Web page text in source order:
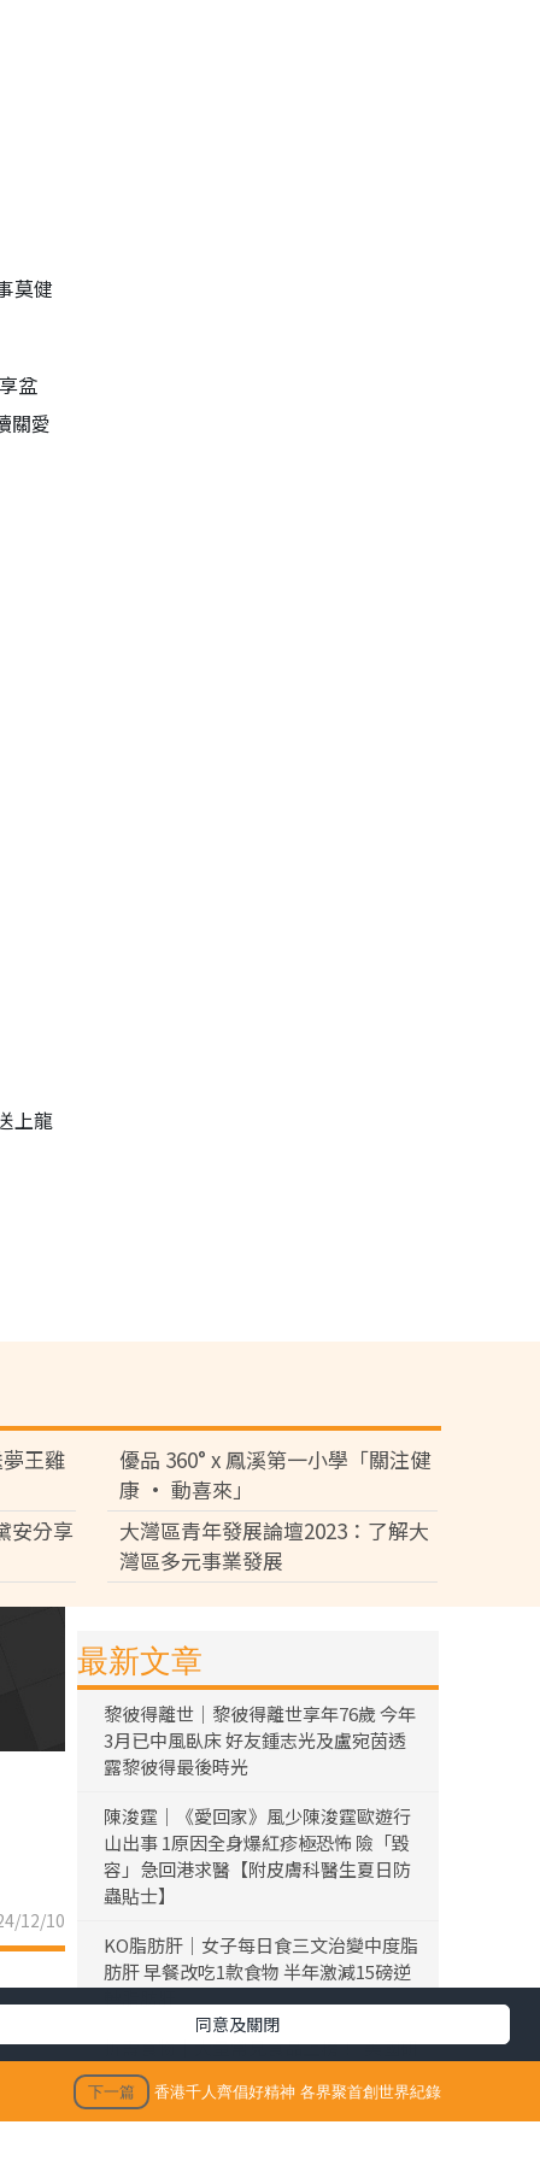
莫健
盆
關愛
上龍
王雞
優品 360° x 鳳溪第一小學「關注健
康 • 動喜來」
安分享
大灣區青年發展論壇2023：了解大
灣區多元事業發展
12/10
最新文章
黎彼得離世｜黎彼得離世享年76歲 今年
3月已中風臥床 好友鍾志光及盧宛茵透
露黎彼得最後時光
陳浚霆｜《愛回家》風少陳浚霆歐遊行
山出事 1原因全身爆紅疹極恐怖 險「毀
容」急回港求醫【附皮膚科醫生夏日防
蟲貼士】
KO脂肪肝｜女子每日食三文治變中度脂
肪肝 早餐改吃1款食物 半年激減15磅逆
折壽食物｜大量常見食品上榜！ 美國研
究揭1類型食物 頻食死亡風險激增17%
仙草農藥丨內地仙草驗出農藥超標 台灣
下一篇 香港千人齊倡好精神 各界聚首創世界紀錄
同意及關閉